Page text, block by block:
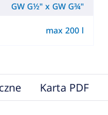
GW G½" x GW G¾"
max 200 l
Karta PDF